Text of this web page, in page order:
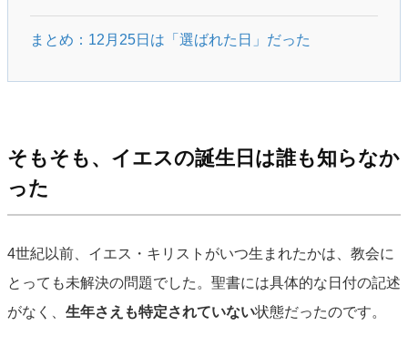
まとめ：12月25日は「選ばれた日」だった
そもそも、イエスの誕生日は誰も知らなか
った
4世紀以前、イエス・キリストがいつ生まれたかは、教会に
とっても未解決の問題でした。聖書には具体的な日付の記述
がなく、 生年さえも特定されていない状態だったのです。